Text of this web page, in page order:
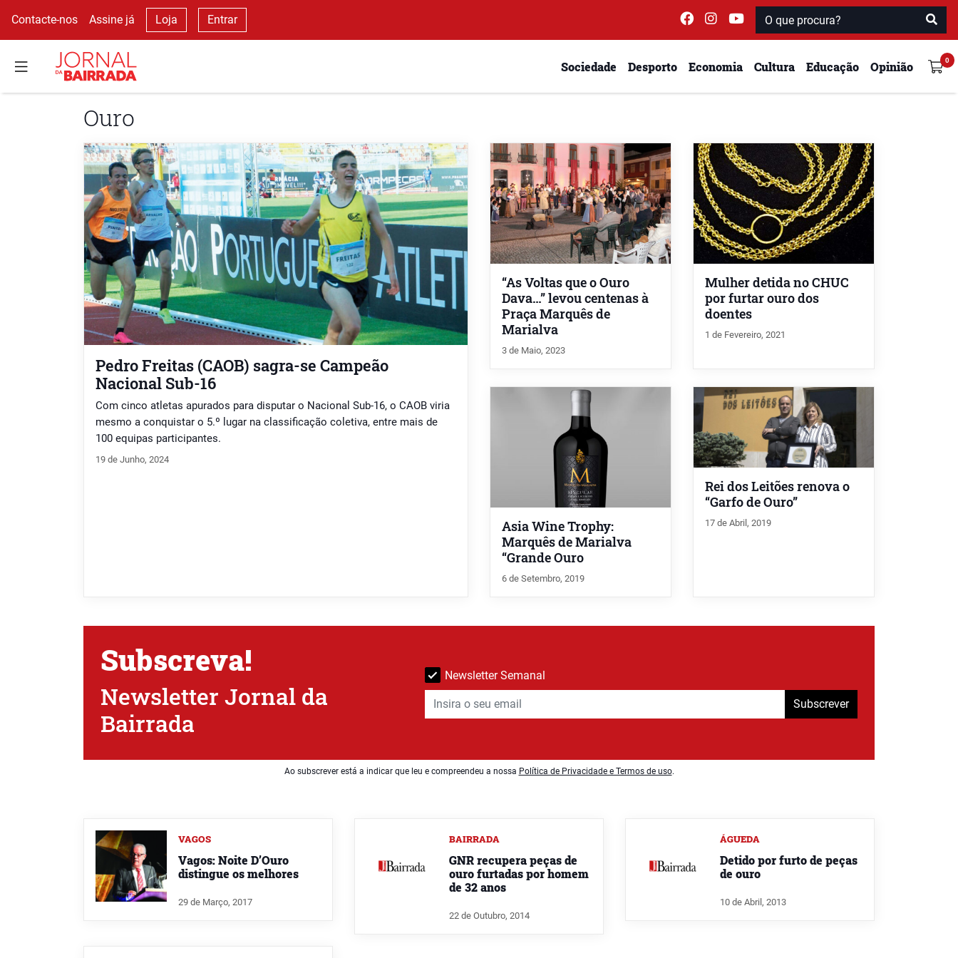
Contacte-nos Assine já Loja Entrar
Sociedade Desporto Economia Cultura Educação Opinião
Ouro
Pedro Freitas (CAOB) sagra-se Campeão
Nacional Sub-16
Com cinco atletas apurados para disputar o Nacional Sub-16, o CAOB viria
mesmo a conquistar o 5.º lugar na classificação coletiva, entre mais de
100 equipas participantes.
19 de Junho, 2024
“As Voltas que o Ouro
Dava…” levou centenas à
Praça Marquês de
Marialva
3 de Maio, 2023
Mulher detida no CHUC
por furtar ouro dos
doentes
1 de Fevereiro, 2021
Asia Wine Trophy:
Marquês de Marialva
“Grande Ouro
6 de Setembro, 2019
Rei dos Leitões renova o
“Garfo de Ouro”
17 de Abril, 2019
Subscreva!
Newsletter Jornal da
Bairrada
Newsletter Semanal
Subscrever
Ao subscrever está a indicar que leu e compreendeu a nossa Política de Privacidade e Termos de uso.
VAGOS
Vagos: Noite D’Ouro
distingue os melhores
29 de Março, 2017
BAIRRADA
GNR recupera peças de
ouro furtadas por homem
de 32 anos
22 de Outubro, 2014
ÁGUEDA
Detido por furto de peças
de ouro
10 de Abril, 2013